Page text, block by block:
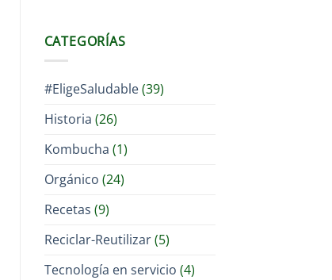
CATEGORÍAS
#EligeSaludable(39)
Historia (26)
Kombucha (1)
Orgánico (24)
Recetas (9)
Reciclar-Reutilizar(5)
Tecnología en servicio (4)